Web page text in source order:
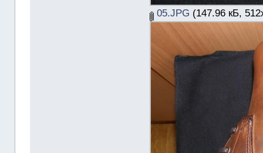
05.JPG (147.96 кБ,